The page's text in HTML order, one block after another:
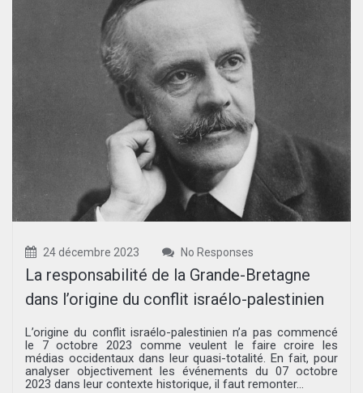
24 décembre 2023 No Responses
La responsabilité de la Grande-Bretagne
dans l’origine du conflit israélo-palestinien
L’origine du conflit israélo-palestinien n’a pas commencé
le 7 octobre 2023 comme veulent le faire croire les
médias occidentaux dans leur quasi-totalité. En fait, pour
analyser objectivement les événements du 07 octobre
2023 dans leur contexte historique, il faut remonter...